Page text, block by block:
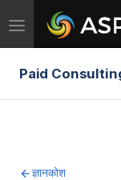
Toggle
navigation
Paid
ज्ञानकोश